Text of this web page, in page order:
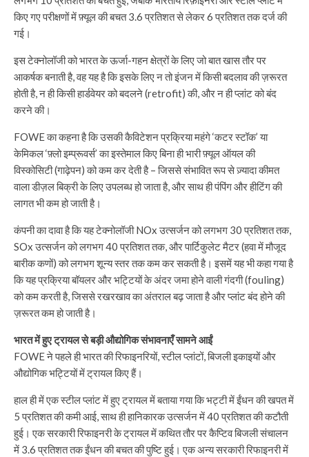
किए गए परीक्षणों में फ़्यूल की बचत 3.6 प्रतिशत से लेकर 6 प्रतिशत तक दर्ज की
गई।
इस टेक्नोलॉजी को भारत के ऊर्जा-गहन क्षेत्रों के लिए जो बात खास तौर पर
आकर्षक बनाती है, वह यह है कि इसके लिए न तो इंजन में किसी बदलाव की ज़रूरत
होती है, न ही किसी हार्डवेयर को बदलने (retrofit) की, और न ही प्लांट को बंद
करने की।
FOWE का कहना है कि उसकी कैविटेशन प्रक्रिया महंगे ‘कटर स्टॉक’ या
केमिकल ‘फ़्लो इम्प्रूवर्स’ का इस्तेमाल किए बिना ही भारी फ़्यूल ऑयल की
विस्कोसिटी (गाढ़ेपन) को कम कर देती है – जिससे संभावित रूप से ज़्यादा कीमत
वाला डीज़ल बिक्री के लिए उपलब्ध हो जाता है, और साथ ही पंपिंग और हीटिंग की
लागत भी कम हो जाती है।
कंपनी का दावा है कि यह टेक्नोलॉजी NOx उत्सर्जन को लगभग 30 प्रतिशत तक,
SOx उत्सर्जन को लगभग 40 प्रतिशत तक, और पार्टिकुलेट मैटर (हवा में मौजूद
बारीक कणों) को लगभग शून्य स्तर तक कम कर सकती है। इसमें यह भी कहा गया है
कि यह प्रक्रिया बॉयलर और भट्टियों के अंदर जमा होने वाली गंदगी (fouling)
को कम करती है, जिससे रखरखाव का अंतराल बढ़ जाता है और प्लांट बंद होने की
ज़रूरत कम हो जाती है।
भारत में हुए ट्रायल से बड़ी औद्योगिक संभावनाएँ सामने आईं
FOWE ने पहले ही भारत की रिफाइनरियों, स्टील प्लांटों, बिजली इकाइयों और
औद्योगिक भट्टियों में ट्रायल किए हैं।
हाल ही में एक स्टील प्लांट में हुए ट्रायल में बताया गया कि भट्टी में ईंधन की खपत में
5 प्रतिशत की कमी आई, साथ ही हानिकारक उत्सर्जन में 40 प्रतिशत की कटौती
हुई। एक सरकारी रिफाइनरी के ट्रायल में कथित तौर पर कैप्टिव बिजली संचालन
में 3.6 प्रतिशत तक ईंधन की बचत की पुष्टि हुई। एक अन्य सरकारी रिफाइनरी में